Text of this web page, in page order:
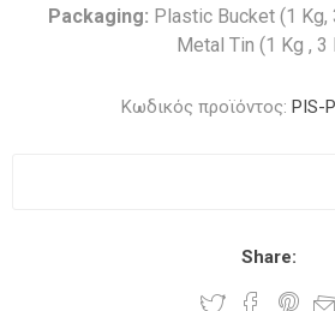
Packaging: Plastic Bucket (1 Kg,
Metal Tin (1 Kg , 3
Κωδικός προϊόντος: PIS-
Share: